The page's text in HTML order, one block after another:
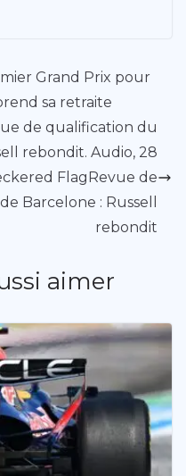
Grand Prix pour
sa retraite
de qualification du
rebondit. Audio, 28
FlagRevue de
Barcelone : Russell
rebondit
aimer